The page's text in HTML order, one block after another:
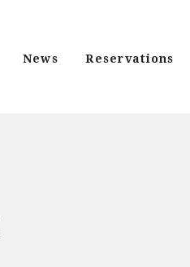
News Reservations